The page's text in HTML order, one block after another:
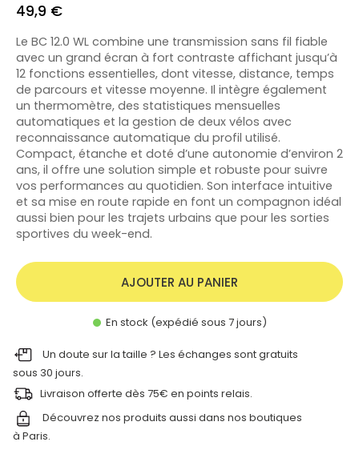
49,9 €
Le BC 12.0 WL combine une transmission sans fil fiable
avec un grand écran à fort contraste affichant jusqu’à
12 fonctions essentielles, dont vitesse, distance, temps
de parcours et vitesse moyenne. Il intègre également
un thermomètre, des statistiques mensuelles
automatiques et la gestion de deux vélos avec
reconnaissance automatique du profil utilisé.
Compact, étanche et doté d’une autonomie d’environ 2
ans, il offre une solution simple et robuste pour suivre
vos performances au quotidien. Son interface intuitive
et sa mise en route rapide en font un compagnon idéal
aussi bien pour les trajets urbains que pour les sorties
sportives du week-end.
AJOUTER AU PANIER
En stock (expédié sous 7 jours)
Un doute sur la taille ? Les échanges sont gratuits
sous 30 jours.
Livraison offerte dès 75€ en points relais.
Découvrez nos produits aussi dans nos boutiques
à Paris.